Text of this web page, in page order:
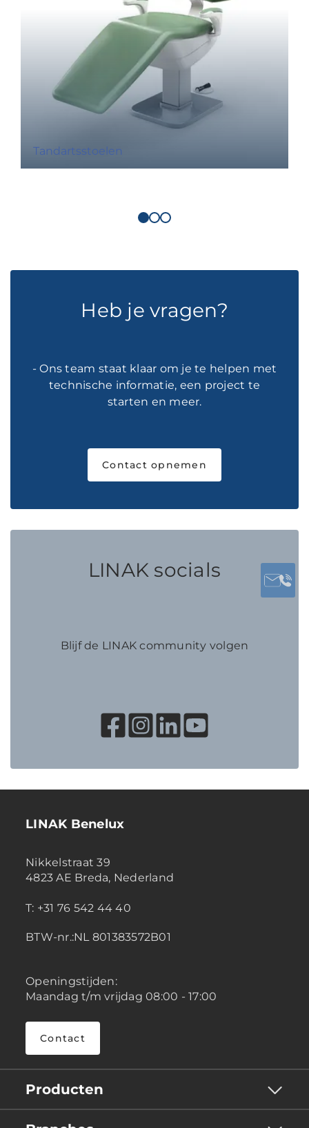
Tandartsstoelen
Heb je vragen?
- Ons team staat klaar om je te helpen met
technische informatie, een project te
starten en meer.
Contact opnemen
LINAK socials
Blijf de LINAK community volgen
LINAK Benelux
Nikkelstraat 39
4823 AE Breda, Nederland
T: +31 76 542 44 40
BTW-nr.:NL 801383572B01
Openingstijden:
Maandag t/m vrijdag 08:00 - 17:00
Contact
Producten